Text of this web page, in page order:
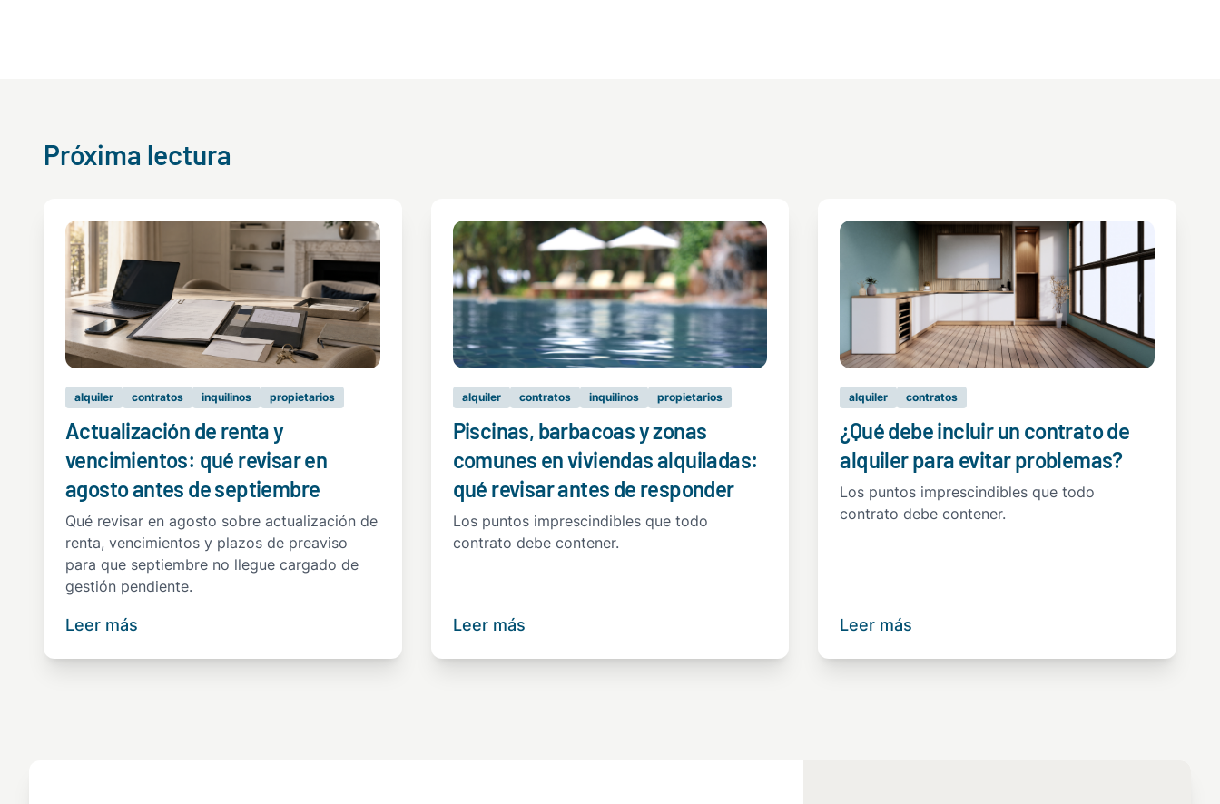
Próxima lectura
alquiler contratos inquilinos propietarios
Actualización de renta y
vencimientos: qué revisar en
agosto antes de septiembre
Qué revisar en agosto sobre actualización de
renta, vencimientos y plazos de preaviso
para que septiembre no llegue cargado de
gestión pendiente.
Leer más
alquiler contratos inquilinos propietarios
Piscinas, barbacoas y zonas
comunes en viviendas alquiladas:
qué revisar antes de responder
Los puntos imprescindibles que todo
contrato debe contener.
Leer más
alquiler contratos
¿Qué debe incluir un contrato de
alquiler para evitar problemas?
Los puntos imprescindibles que todo
contrato debe contener.
Leer más